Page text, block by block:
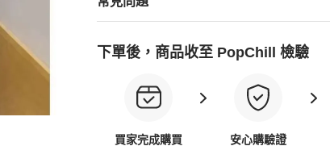
下單後，商品收至 PopChill 檢驗
買家完成購買 安心購驗證